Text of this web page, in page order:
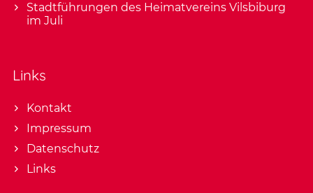
Stadtführungen des Heimatvereins Vilsbiburg
im Juli
Links
Kontakt
Impressum
Datenschutz
Links